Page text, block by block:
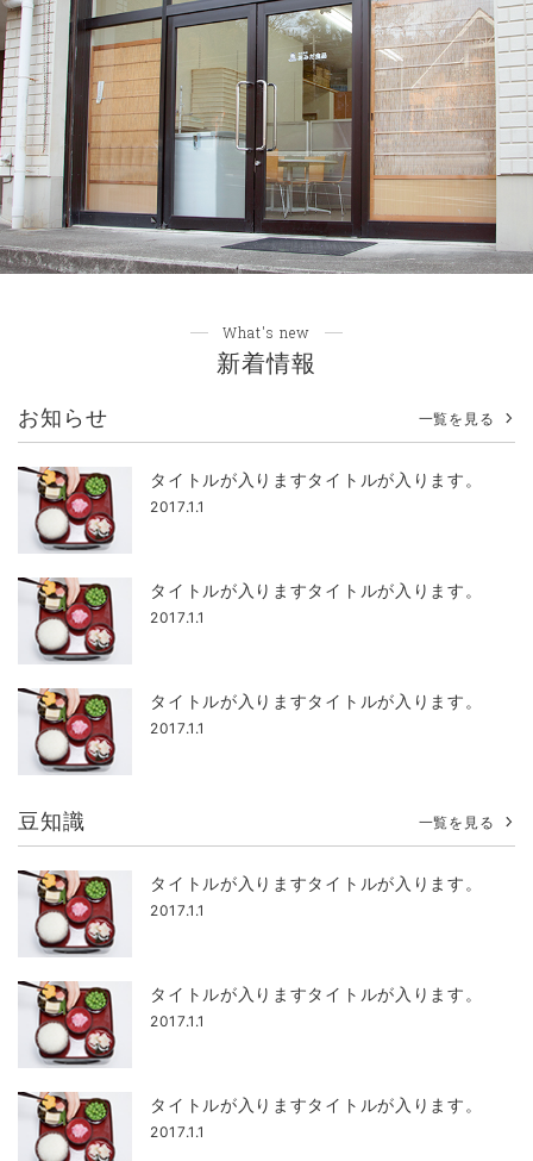
What's new
新着情報
お知らせ 一覧を見る
タイトルが入りますタイトルが入ります。
2017.1.1
タイトルが入りますタイトルが入ります。
2017.1.1
タイトルが入りますタイトルが入ります。
2017.1.1
豆知識 一覧を見る
タイトルが入りますタイトルが入ります。
2017.1.1
タイトルが入りますタイトルが入ります。
2017.1.1
タイトルが入りますタイトルが入ります。
2017.1.1